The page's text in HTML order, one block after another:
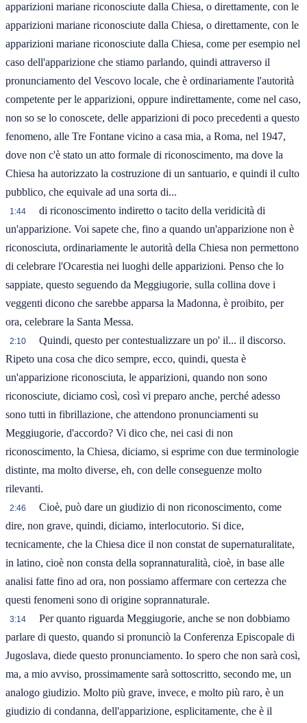
apparizioni mariane riconosciute dalla Chiesa, o direttamente, con le
apparizioni mariane riconosciute dalla Chiesa, o direttamente, con le
apparizioni mariane riconosciute dalla Chiesa, come per esempio nel
caso dell'apparizione che stiamo parlando, quindi attraverso il
pronunciamento del Vescovo locale, che è ordinariamente l'autorità
competente per le apparizioni, oppure indirettamente, come nel caso,
non so se lo conoscete, delle apparizioni di poco precedenti a questo
fenomeno, alle Tre Fontane vicino a casa mia, a Roma, nel 1947,
dove non c'è stato un atto formale di riconoscimento, ma dove la
Chiesa ha autorizzato la costruzione di un santuario, e quindi il culto
pubblico, che equivale ad una sorta di...
1:44
di riconoscimento indiretto o tacito della veridicità di
un'apparizione. Voi sapete che, fino a quando un'apparizione non è
riconosciuta, ordinariamente le autorità della Chiesa non permettono
di celebrare l'Ocarestia nei luoghi delle apparizioni. Penso che lo
sappiate, questo seguendo da Meggiugorie, sulla collina dove i
veggenti dicono che sarebbe apparsa la Madonna, è proibito, per
ora, celebrare la Santa Messa.
2:10
Quindi, questo per contestualizzare un po' il... il discorso.
Ripeto una cosa che dico sempre, ecco, quindi, questa è
un'apparizione riconosciuta, le apparizioni, quando non sono
riconosciute, diciamo così, così vi preparo anche, perché adesso
sono tutti in fibrillazione, che attendono pronunciamenti su
Meggiugorie, d'accordo? Vi dico che, nei casi di non
riconoscimento, la Chiesa, diciamo, si esprime con due terminologie
distinte, ma molto diverse, eh, con delle conseguenze molto
rilevanti.
2:46
Cioè, può dare un giudizio di non riconoscimento, come
dire, non grave, quindi, diciamo, interlocutorio. Si dice,
tecnicamente, che la Chiesa dice il non constat de supernaturalitate,
in latino, cioè non consta della soprannaturalità, cioè, in base alle
analisi fatte fino ad ora, non possiamo affermare con certezza che
questi fenomeni sono di origine soprannaturale.
3:14
Per quanto riguarda Meggiugorie, anche se non dobbiamo
parlare di questo, quando si pronunciò la Conferenza Episcopale di
Jugoslava, diede questo pronunciamento. Io spero che non sarà così,
ma, a mio avviso, prossimamente sarà sottoscritto, secondo me, un
analogo giudizio. Molto più grave, invece, e molto più raro, è un
giudizio di condanna, dell'apparizione, esplicitamente, che è il